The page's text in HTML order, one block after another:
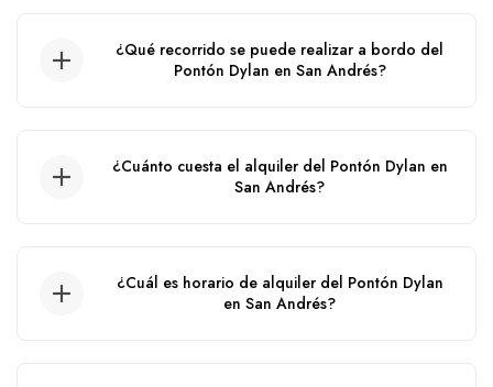
¿Qué recorrido se puede realizar a bordo del
Pontón Dylan en San Andrés?
¿Cuánto cuesta el alquiler del Pontón Dylan en
San Andrés?
servicio, ya que aplican precios por cambio de
¿Cuál es horario de alquiler del Pontón Dylan
en San Andrés?